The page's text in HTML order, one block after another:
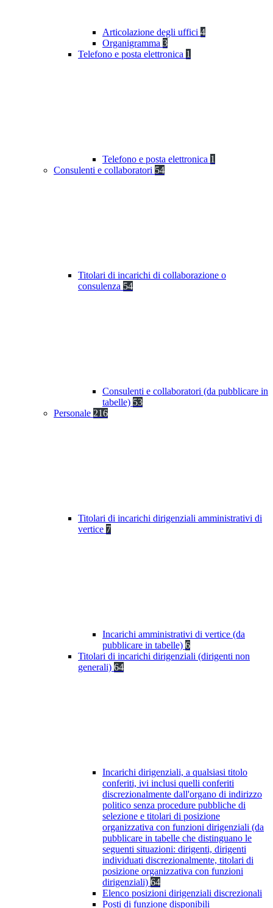
Articolazione degli uffici 4
Organigramma 3
Telefono e posta elettronica 1
Telefono e posta elettronica 1
Consulenti e collaboratori 54
Titolari di incarichi di collaborazione o
consulenza 54
Consulenti e collaboratori (da pubblicare in
tabelle) 53
Personale 216
Titolari di incarichi dirigenziali amministrativi di
vertice 7
Incarichi amministrativi di vertice (da
pubblicare in tabelle) 6
Titolari di incarichi dirigenziali (dirigenti non
generali) 64
Incarichi dirigenziali, a qualsiasi titolo
conferiti, ivi inclusi quelli conferiti
discrezionalmente dall'organo di indirizzo
politico senza procedure pubbliche di
selezione e titolari di posizione
organizzativa con funzioni dirigenziali (da
pubblicare in tabelle che distinguano le
seguenti situazioni: dirigenti, dirigenti
individuati discrezionalmente, titolari di
posizione organizzativa con funzioni
dirigenziali) 64
Elenco posizioni dirigenziali discrezionali
Posti di funzione disponibili